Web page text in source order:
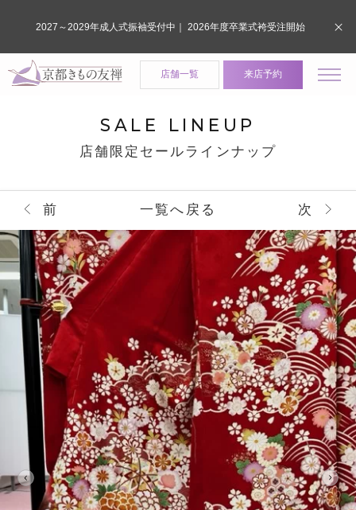
店舗一覧 来店予約
SALE LINEUP
店舗限定セールラインナップ
前 一覧へ戻る 次
2027～2029年成人式振袖受付中｜ 2026年度卒業式袴受注開始